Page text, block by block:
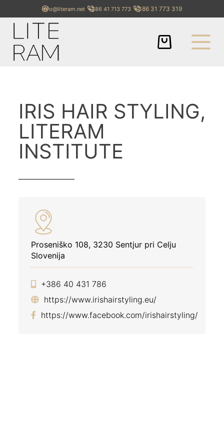
info@literam.net +386 41 713 773 +386 31 773 319
IRIS HAIR STYLING,
LITERAM
INSTITUTE
Proseniško 108, 3230 Sentjur pri Celju
Slovenija
+386 40 431 786
https://www.irishairstyling.eu/
https://www.facebook.com/irishairstyling/